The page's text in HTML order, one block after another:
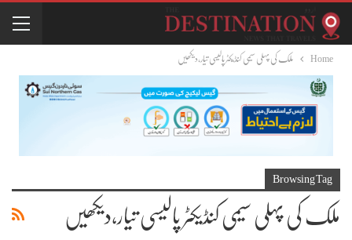
Home ملک کی پہلی سیمی کنڈیکٹر پالیسی تیار،دیکھیں
Browsing Tag
ملک کی پہلی سیمی کنڈیکٹر پالیسی تیار،دیکھیں